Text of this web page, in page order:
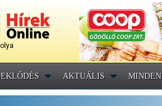
AKTUÁLIS